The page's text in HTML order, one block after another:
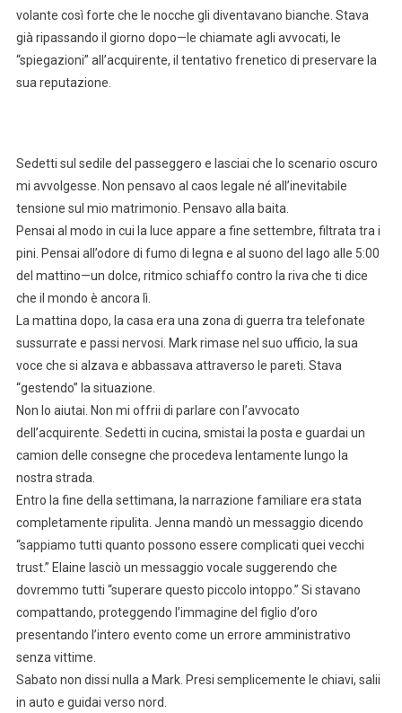
volante così forte che le nocche gli diventavano bianche. Stava
già ripassando il giorno dopo—le chiamate agli avvocati, le
“spiegazioni” all’acquirente, il tentativo frenetico di preservare la
sua reputazione.
Sedetti sul sedile del passeggero e lasciai che lo scenario oscuro
mi avvolgesse. Non pensavo al caos legale né all’inevitabile
tensione sul mio matrimonio. Pensavo alla baita.
Pensai al modo in cui la luce appare a fine settembre, filtrata tra i
pini. Pensai all’odore di fumo di legna e al suono del lago alle 5:00
del mattino—un dolce, ritmico schiaffo contro la riva che ti dice
che il mondo è ancora lì.
La mattina dopo, la casa era una zona di guerra tra telefonate
sussurrate e passi nervosi. Mark rimase nel suo ufficio, la sua
voce che si alzava e abbassava attraverso le pareti. Stava
“gestendo” la situazione.
Non lo aiutai. Non mi offrii di parlare con l’avvocato
dell’acquirente. Sedetti in cucina, smistai la posta e guardai un
camion delle consegne che procedeva lentamente lungo la
nostra strada.
Entro la fine della settimana, la narrazione familiare era stata
completamente ripulita. Jenna mandò un messaggio dicendo
“sappiamo tutti quanto possono essere complicati quei vecchi
trust.” Elaine lasciò un messaggio vocale suggerendo che
dovremmo tutti “superare questo piccolo intoppo.” Si stavano
compattando, proteggendo l’immagine del figlio d’oro
presentando l’intero evento come un errore amministrativo
senza vittime.
Sabato non dissi nulla a Mark. Presi semplicemente le chiavi, salii
in auto e guidai verso nord.